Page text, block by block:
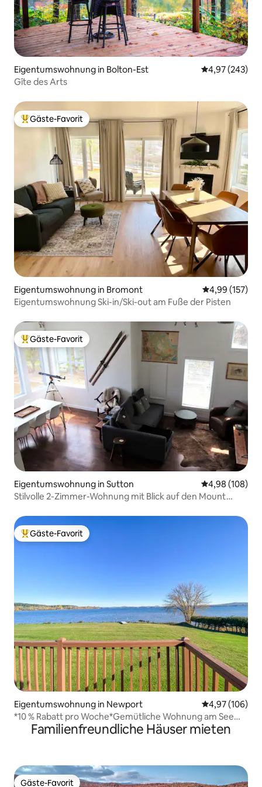
Eigentumswohnung in Bolton-Est
4,97 (243)
Gîte des Arts
Beliebter Gäste-Favorit.
Gäste-Favorit
Eigentumswohnung in Bromont
4,99 (157)
Eigentumswohnung Ski-in/Ski-out am Fuße der Pisten
Beliebter Gäste-Favorit.
Gäste-Favorit
Eigentumswohnung in Sutton
4,98 (108)
Stilvolle 2-Zimmer-Wohnung mit Blick auf den Mount
Beliebter Gäste-Favorit.
Gäste-Favorit
Eigentumswohnung in Newport
4,97 (106)
*10 % Rabatt pro Woche*Gemütliche Wohnung am See
UND beheizter Pool!
Familienfreundliche Häuser mieten
Gäste-Favorit